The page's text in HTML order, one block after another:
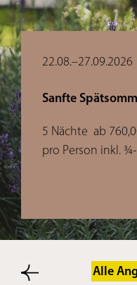
22.08.–27.09.2026
Sanfte
5 Nächte ab
pro Person inkl.
Alle